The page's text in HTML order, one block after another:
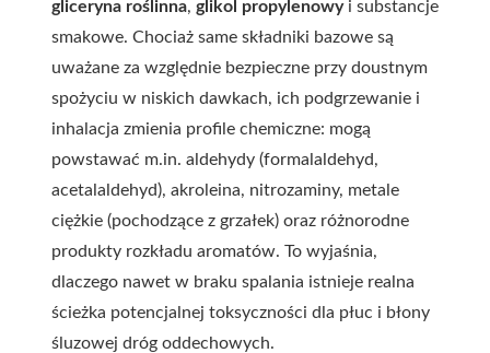
gliceryna roślinna, glikol propylenowyi substancje
smakowe. Chociaż same składniki bazowe są
uważane za względnie bezpieczne przy doustnym
spożyciu w niskich dawkach, ich podgrzewanie i
inhalacja zmienia profile chemiczne: mogą
powstawać m.in. aldehydy (formalaldehyd,
acetalaldehyd), akroleina, nitrozaminy, metale
ciężkie (pochodzące z grzałek) oraz różnorodne
produkty rozkładu aromatów. To wyjaśnia,
dlaczego nawet w braku spalania istnieje realna
ścieżka potencjalnej toksyczności dla płuc i błony
śluzowej dróg oddechowych.